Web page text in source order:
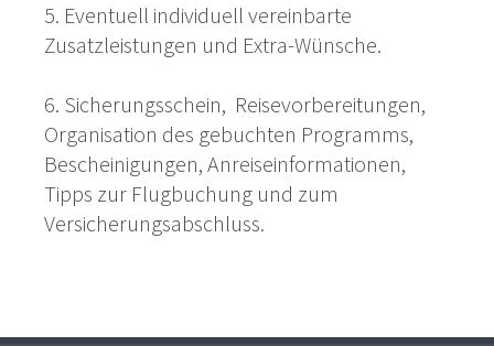
5. Eventuell individuell vereinbarte
Zusatzleistungen und Extra-Wünsche.
6. Sicherungsschein, Reisevorbereitungen,
Organisation des gebuchten Programms,
Bescheinigungen, Anreiseinformationen,
Tipps zur Flugbuchung und zum
Versicherungsabschluss.